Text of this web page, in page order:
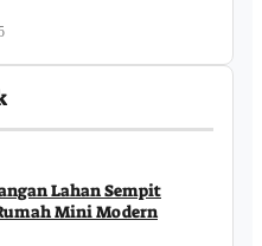
Lahan Sempit
Mini Modern